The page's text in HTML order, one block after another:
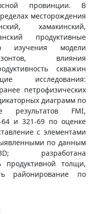
провинции. В
месторождения
хамакинский,
продуктивные
изучения модели
влияния
скважин
исследования:
петрофизических
диаграмм по
результатов FMI,
и 321-69 по оценке
с элементами
по данным
разработана
продуктивной толщи,
районирование по